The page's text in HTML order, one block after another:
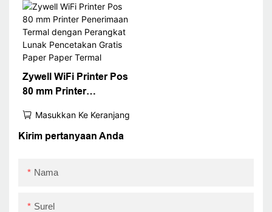
BLUETOOTH PRINTER
Zywell WiFi Printer Pos
80 mm Printer
dengan Perangkat
Lunak Pencetakan
Masukkan Ke Keranjang
Kirim pertanyaan Anda
Nama
Surel